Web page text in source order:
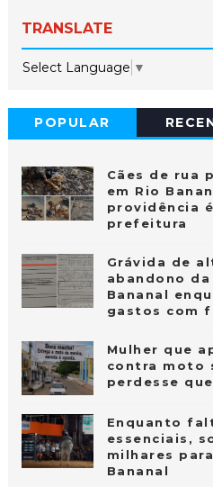
TRANSLATE
Select Language ▼
POPULAR
Cães de rua
em Rio
providência
prefeitura
Grávida de
abandono
Bananal
gastos com
Mulher que
contra moto
perdesse
Enquanto
essenciais,
milhares
Bananal